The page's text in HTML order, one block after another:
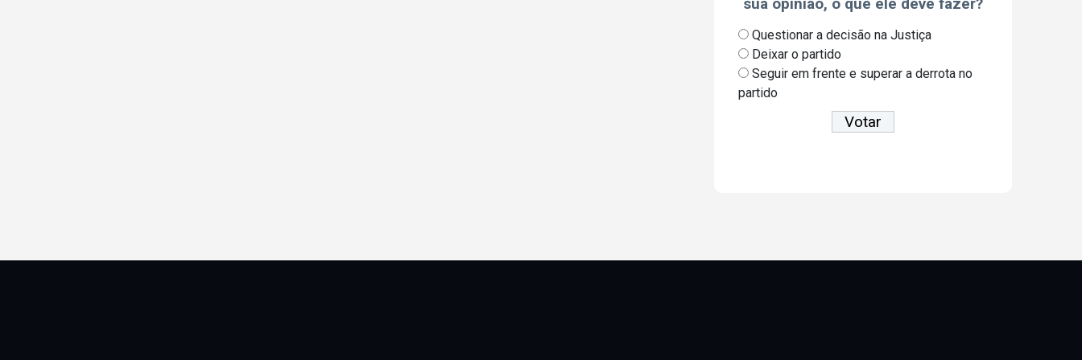
sua opinião, o que ele deve fazer?
Questionar a decisão na Justiça
Deixar o partido
Seguir em frente e superar a derrota no
partido